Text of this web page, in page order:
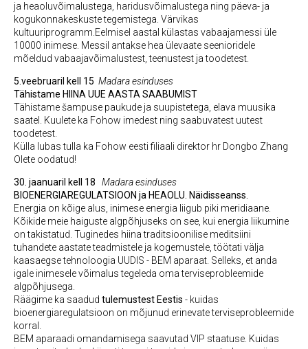
ja heaoluvõimalustega, haridusvõimalustega ning päeva- ja
kogukonnakeskuste tegemistega. Värvikas
kultuuriprogramm.Eelmisel aastal külastas vabaajamessi üle
10000 inimese. Messil antakse hea ülevaate seenioridele
mõeldud vabaajavõimalustest, teenustest ja toodetest.
5.veebruaril kell 15 Madara esinduses
Tähistame HIINA UUE AASTA SAABUMIST
Tähistame šampuse paukude ja suupistetega, elava muusika
saatel. Kuulete ka Fohow imedest ning saabuvatest uutest
toodetest.
Külla lubas tulla ka Fohow eesti filiaali direktor hr Dongbo Zhang
Olete oodatud!
30. jaanuaril kell 18
Madara esinduses
BIOENERGIAREGULATSIOON ja HEAOLU. Näidisseanss.
Energia on kõige alus, inimese energia liigub piki meridiaane.
Kõikide meie haiguste algpõhjuseks on see, kui energia liikumine
on takistatud. Tuginedes hiina traditsioonilise meditsiini
tuhandete aastate teadmistele ja kogemustele, töötati välja
kaasaegse tehnoloogia UUDIS - BEM aparaat. Selleks, et anda
igale inimesele võimalus tegeleda oma terviseprobleemide
algpõhjusega.
Räägime ka saadud tulemustest Eestis - kuidas
bioenergiaregulatsioon on mõjunud erinevate terviseprobleemide
korral.
BEM aparaadi omandamisega saavutad VIP staatuse. Kuidas